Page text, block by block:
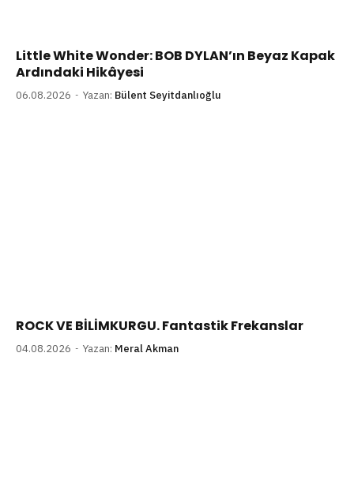
Little White Wonder: BOB DYLAN’ın Beyaz Kapak
Ardındaki Hikâyesi
06.08.2026 Yazan: Bülent Seyitdanlıoğlu
ROCK VE BİLİMKURGU. Fantastik Frekanslar
04.08.2026 Yazan: Meral Akman